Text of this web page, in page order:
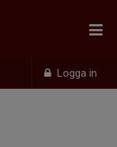
Logga in